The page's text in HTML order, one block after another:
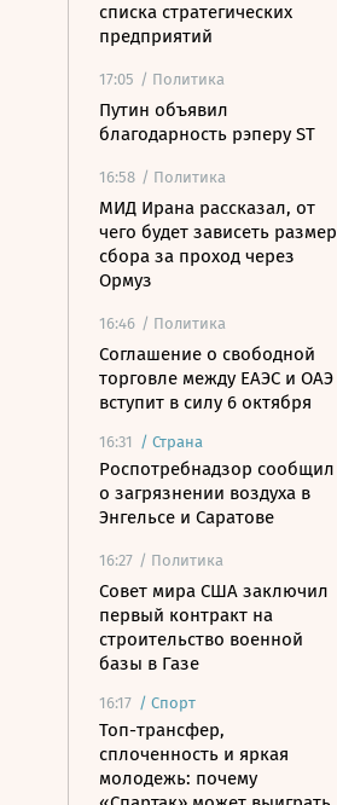
списка стратегических
предприятий
17:05 / Политика
Путин объявил
благодарность рэперу ST
16:58 / Политика
МИД Ирана рассказал, от
чего будет зависеть размер
сбора за проход через
Ормуз
16:46 / Политика
Соглашение о свободной
торговле между ЕАЭС и ОАЭ
вступит в силу 6 октября
16:31 / Страна
Роспотребнадзор сообщил
о загрязнении воздуха в
Энгельсе и Саратове
16:27 / Политика
Совет мира США заключил
первый контракт на
строительство военной
базы в Газе
16:17 / Спорт
Топ-трансфер,
сплоченность и яркая
молодежь: почему